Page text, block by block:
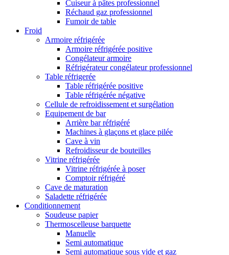
Cuiseur à pâtes professionnel
Réchaud gaz professionnel
Fumoir de table
Froid
Armoire réfrigérée
Armoire réfrigérée positive
Congélateur armoire
Réfrigérateur congélateur professionnel
Table réfrigerée
Table réfrigérée positive
Table réfrigérée négative
Cellule de refroidissement et surgélation
Equipement de bar
Arrière bar réfrigéré
Machines à glaçons et glace pilée
Cave à vin
Refroidisseur de bouteilles
Vitrine réfrigérée
Vitrine réfrigérée à poser
Comptoir réfrigéré
Cave de maturation
Saladette réfrigérée
Conditionnement
Soudeuse papier
Thermoscelleuse barquette
Manuelle
Semi automatique
Semi automatique sous vide et gaz